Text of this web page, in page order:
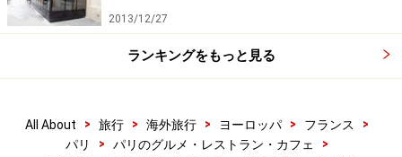
選び抜かれたワインとおつまみは絶品
ー・ヴィヴィエンヌにある1880年創業の老舗ワイン専門
2013/12/27
ランキングをもっと見る
All About > 旅行 > 海外旅行 > ヨーロッパ > フランス
>
パリ
> パリのグルメ・レストラン・カフェ
>